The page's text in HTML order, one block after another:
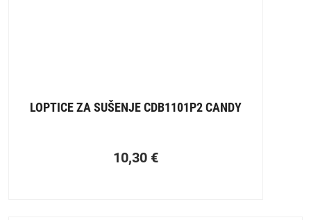
LOPTICE ZA SUŠENJE CDB1101P2 CANDY
10,30 €